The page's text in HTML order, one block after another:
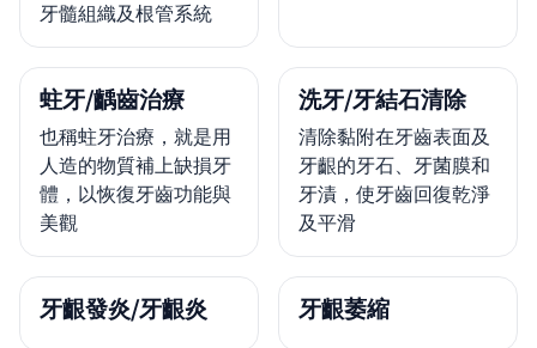
牙髓組織及根管系統
蛀牙/齲齒治療
也稱蛀牙治療，就是用
人造的物質補上缺損牙
體，以恢復牙齒功能與
美觀
洗牙/牙結石清除
清除黏附在牙齒表面及
牙齦的牙石、牙菌膜和
牙漬，使牙齒回復乾淨
及平滑
牙齦發炎/牙齦炎 牙齦萎縮